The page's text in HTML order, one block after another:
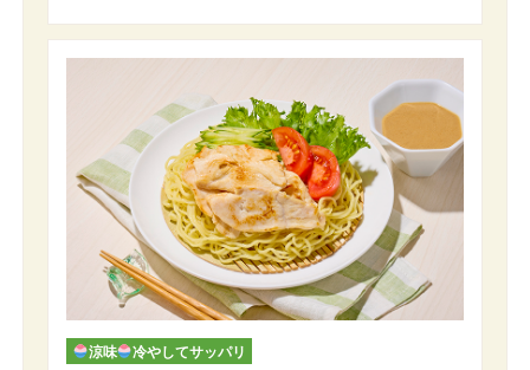
涼味 冷やしてサッパリ